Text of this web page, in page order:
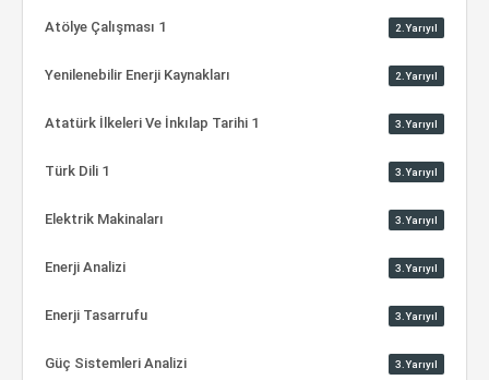
Atölye Çalışması 1 2.Yarıyıl
Yenilenebilir Enerji Kaynakları 2.Yarıyıl
Atatürk İlkeleri Ve İnkılap Tarihi 1 3.Yarıyıl
Türk Dili 1 3.Yarıyıl
Elektrik Makinaları 3.Yarıyıl
Enerji Analizi 3.Yarıyıl
Enerji Tasarrufu 3.Yarıyıl
Güç Sistemleri Analizi 3.Yarıyıl